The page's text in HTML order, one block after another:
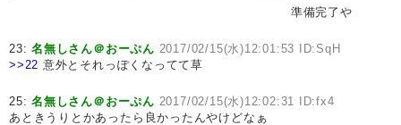
準備完了や
23:名無しさん＠おーぷん 2017/02/15(水)12:01:53 ID:SqH
>>22 意外とそれっぽくなってて草
25:名無しさん＠おーぷん 2017/02/15(水)12:02:31 ID:fx4
あときうりとかあったら良かったんやけどなぁ